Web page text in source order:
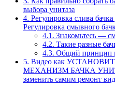
выбора унитаза
4. Регулировка слива
Регулировка смывного
4.1. Знакомьтесь —
4.2. Такие разные
4.3. Общий принцип
5. Видео как
МЕХАНИЗМ БАЧКА
заменить самим ремонт